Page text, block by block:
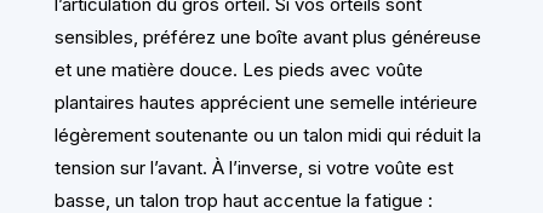
sensibles, préférez une boîte avant plus généreuse
et une matière douce. Les pieds avec voûte
plantaires hautes apprécient une semelle intérieure
légèrement soutenante ou un talon midi qui réduit la
tension sur l’avant. À l’inverse, si votre voûte est
basse, un talon trop haut accentue la fatigue :